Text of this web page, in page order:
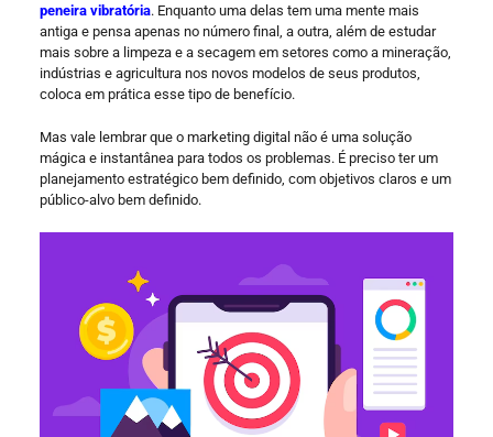
peneira vibratória. Enquanto uma delas tem uma mente mais
antiga e pensa apenas no número final, a outra, além de estudar
mais sobre a limpeza e a secagem em setores como a mineração,
indústrias e agricultura nos novos modelos de seus produtos,
coloca em prática esse tipo de benefício.
Mas vale lembrar que o marketing digital não é uma solução
mágica e instantânea para todos os problemas. É preciso ter um
planejamento estratégico bem definido, com objetivos claros e um
público-alvo bem definido.